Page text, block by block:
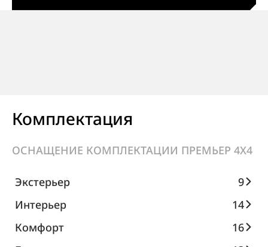
Комплектация
ОСНАЩЕНИЕ КОМПЛЕКТАЦИИ ПРЕМЬЕР 4X4
Экстерьер
9
Интерьер
14
Комфорт
16